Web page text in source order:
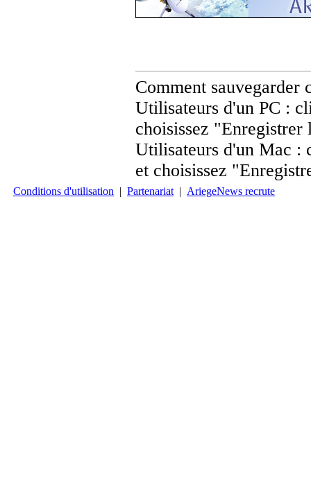
Comment sauvegarder
Utilisateurs d'un PC :
choisissez "Enregistrer
Utilisateurs d'un Mac :
et choisissez
Conditions d'utilisation | Partenariat | AriegeNews recrute